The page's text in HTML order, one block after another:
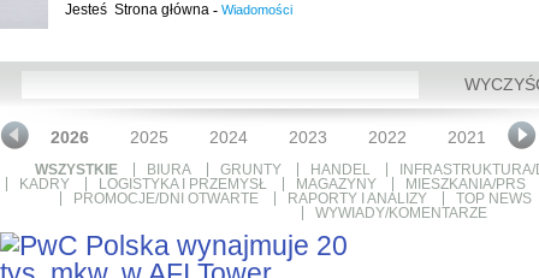
Jesteś Strona główna - Wiadomości
2026 2025 2024 2023 2022 2021
WSZYSTKIE BIURA GRUNTY HANDEL
KADRY
LOGISTYKA I PRZEMYSŁ MAGAZYNY
MIESZKANIA/PRS
PROMOCJE/DNI OTWARTE
RAPORTY I ANALIZY
TOP NEWS
WYWIADY/KOMENTARZE